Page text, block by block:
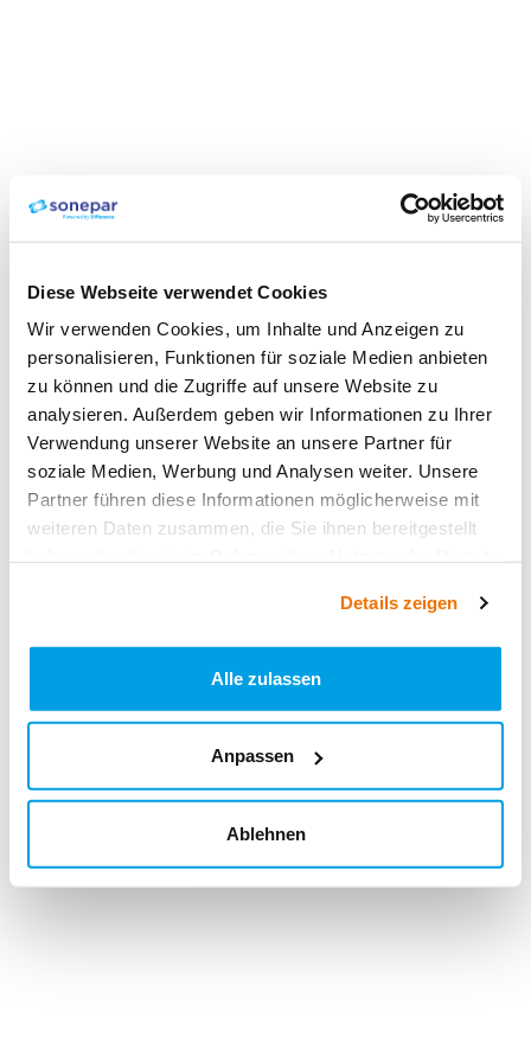
Diese Webseite verwendet Cookies
Wir verwenden Cookies, um Inhalte und Anzeigen zu
personalisieren, Funktionen für soziale Medien anbieten
zu können und die Zugriffe auf unsere Website zu
analysieren. Außerdem geben wir Informationen zu Ihrer
Verwendung unserer Website an unsere Partner für
soziale Medien, Werbung und Analysen weiter. Unsere
Partner führen diese Informationen möglicherweise mit
weiteren Daten zusammen, die Sie ihnen bereitgestellt
Details zeigen
Alle zulassen
Anpassen
Ablehnen